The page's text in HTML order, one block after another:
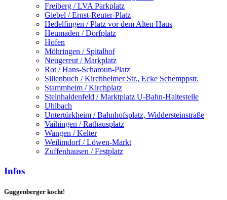
Freiberg / LVA Parkplatz
Giebel / Ernst-Reuter-Platz
Hedelfingen / Platz vor dem Alten Haus
Heumaden / Dorfplatz
Hofen
Möhringen / Spitalhof
Neugereut / Markplatz
Rot / Hans-Scharoun-Platz
Sillenbuch / Kirchheimer Str., Ecke Schemppstr.
Stammheim / Kirchplatz
Steinhaldenfeld / Marktplatz U-Bahn-Haltestelle
Uhlbach
Untertürkheim / Bahnhofsplatz, Widdersteinstraße
Vaihingen / Rathausplatz
Wangen / Kelter
Weilimdorf / Löwen-Markt
Zuffenhausen / Festplatz
Infos
Guggenberger kocht!